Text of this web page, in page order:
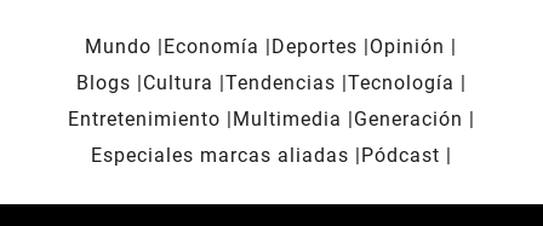
Mundo Economía Deportes
Opinión
Blogs
Cultura Tendencias Tecnología
Entretenimiento
Multimedia
Generación
Especiales marcas aliadas
Pódcast